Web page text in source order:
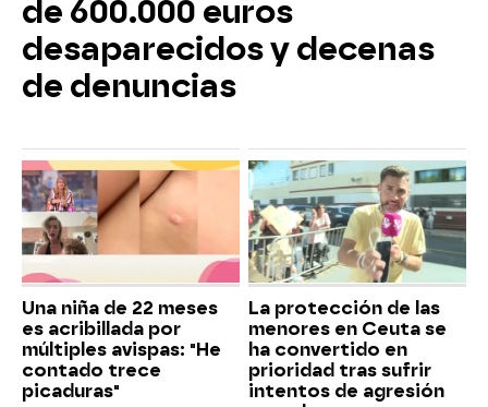
de 600.000 euros
desaparecidos y decenas
de denuncias
Una niña de 22 meses
es acribillada por
múltiples avispas: "He
contado trece
picaduras"
La protección de las
menores en Ceuta se
ha convertido en
prioridad tras sufrir
intentos de agresión